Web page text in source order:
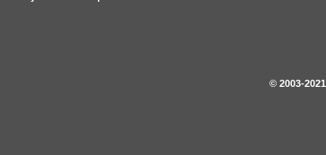
© 2003-2021